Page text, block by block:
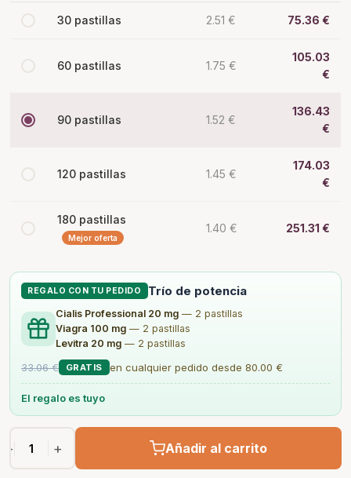
30 pastillas 2.51 € 75.36 €
60 pastillas 1.75 €
105.03
€
90 pastillas 1.52 €
136.43
€
120 pastillas 1.45 €
174.03
€
180 pastillas
Mejor oferta
1.40 € 251.31 €
REGALO CON TU PEDIDO Trío de potencia
Cialis Professional 20 mg — 2 pastillas
Viagra 100 mg — 2 pastillas
Levitra 20 mg — 2 pastillas
33.06 € GRATIS en cualquier pedido desde 80.00 €
El regalo es tuyo
− + Añadir al carrito